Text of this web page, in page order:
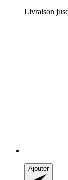
Livraison
Ajouter